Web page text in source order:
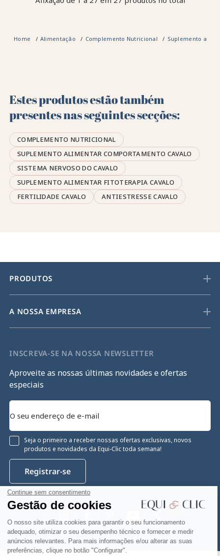
Continue sem consentimento
Gestão de cookies
O nosso site utiliza cookies para garantir o seu funcionamento
adequado, otimizar o seu desempenho técnico e fornecer e medir
anúncios relevantes. Para mais informações e/ou alterar as suas
preferências, clique no botão "Configurar".
Home Alimentação Complemento Nutricional Suplemento
Estes produtos estão também
presentes nas seguintes secções:
COMPLEMENTO NUTRICIONAL
SUPLEMENTO ALIMENTAR COMPORTAMENTO CAVALO
SISTEMA NERVOSO DO CAVALO
SUPLEMENTO ALIMENTAR FITOTERAPIA CAVALO
FERTILIDADE CAVALO
ANTIESTRESSE CAVALO
PRODUTOS
A NOSSA EMPRESA
INSCREVA-SE NA NOSSA NEWSLETTER
Aproveite as nossas últimas novidades e ofertas
especiais
Seja o primeiro a receber nossas ofertas exclusivas, novos
produtos e novidades da Equi-Clic toda semana!
Registrar-se
Facebook Twitter
YouTube
Pinterest
Instagram